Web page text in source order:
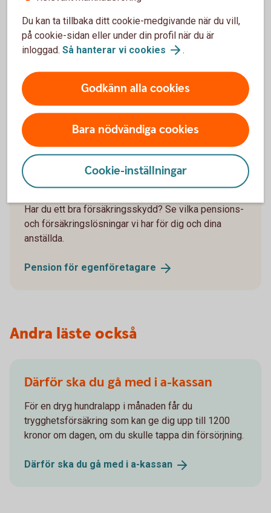
Har jag råd att gå i pension?
Tillsammans gör vi ditt företagande tryggare.
Prata tjänstepension medoss
Pension för egenföretagare
Har du ett bra försäkringsskydd? Se vilka pensions-
och försäkringslösningar vi har för dig och dina
anställda.
Pension för egenföretagare
Andra läste också
Därför ska du gå med i a-kassan
För en dryg hundralapp i månaden får du
trygghetsförsäkring som kan ge dig upp till 1200
kronor om dagen, om du skulle tappa din försörjning.
Därför ska du gå med i a-kassan
Du kan ta tillbaka ditt cookie-medgivande när du vill,
på cookie-sidan eller under din profil när du är
inloggad. Så hanterar vi cookies .
Godkänn alla cookies
Bara nödvändiga cookies
Cookie-inställningar